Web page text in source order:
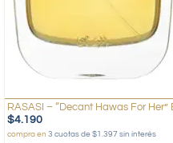
RASASI – “Decant Hawas For Her”
$4.190
compra en 3 cuotas de $1.397 sin interés